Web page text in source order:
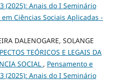
(2025): Anais do I Seminário
Ciências Sociais Aplicadas -
DALENOGARE, SOLANGE
TEÓRICOS E LEGAIS DA
SOCIAL , Pensamento e
(2025): Anais do I Seminário